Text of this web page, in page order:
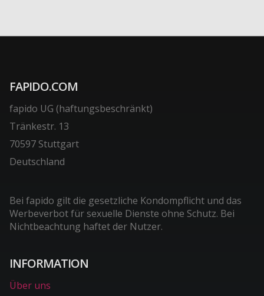
FAPIDO.COM
fapido UG (haftungsbeschränkt)
Tränkestr. 13
70597 Stuttgart
Deutschland
Bei fapido gilt die gesetzliche Kondompflicht und das
Werbeverbot für sexuelle Dienste ohne Schutz. Bei
Nichtbeachtung haftet der Nutzer.
INFORMATION
Über uns